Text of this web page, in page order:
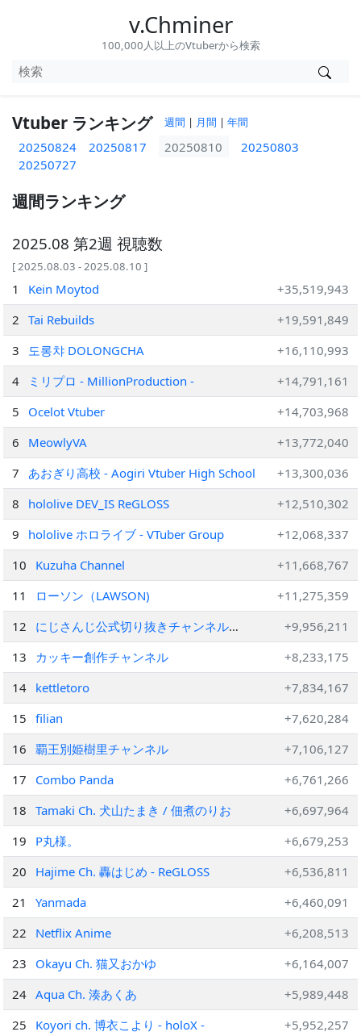
v.Chminer
100,000人以上のVtuberから検索
Vtuber ランキング 週間 | 月間 | 年間
20250824 20250817 20250810
20250803
20250727
週間ランキング
2025.08 第2週 視聴数
[ 2025.08.03 - 2025.08.10 ]
1 Kein Moytod
+35,519,943
2
Tai Rebuilds
+19,591,849
3
도롱챠 DOLONGCHA
+16,110,993
4
ミリプロ - MillionProduction -
+14,791,161
5
Ocelot Vtuber
+14,703,968
6
MeowlyVA
+13,772,040
7
あおぎり高校 - Aogiri Vtuber High School
+13,300,036
8
hololive DEV_IS ReGLOSS
+12,510,302
9
hololive ホロライブ - VTuber Group
+12,068,337
10
Kuzuha Channel
+11,668,767
11
ローソン（LAWSON)
+11,275,359
12
にじさんじ公式切り抜きチャンネル
【NIJISANJI Official Best Moments】
+9,956,211
13
カッキー創作チャンネル
+8,233,175
14 kettletoro
+7,834,167
15
filian
+7,620,284
16
覇王別姫樹里チャンネル
+7,106,127
17
Combo Panda
+6,761,266
18
Tamaki Ch. 犬山たまき / 佃煮のりお
+6,697,964
19
P丸様。
+6,679,253
20
Hajime Ch. 轟はじめ ‐ ReGLOSS
+6,536,811
21
Yanmada
+6,460,091
22
Netflix Anime
+6,208,513
23
Okayu Ch. 猫又おかゆ
+6,164,007
24 Aqua Ch. 湊あくあ
+5,989,448
25
Koyori ch. 博衣こより - holoX -
+5,952,257